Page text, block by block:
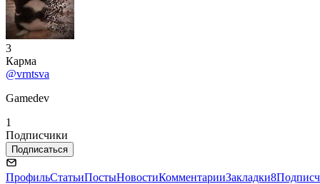
3
Карма
@vrntsva
Gamedev
1
Подписчики
Подписаться
ПрофильСтатьиПостыНовостиКомментарииЗакладки8